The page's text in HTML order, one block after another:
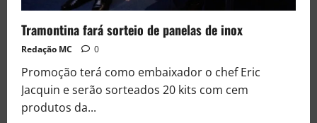
Tramontina fará sorteio de panelas de inox
Redação MC 0
Promoção terá como embaixador o chef Eric
Jacquin e serão sorteados 20 kits com cem
produtos da...